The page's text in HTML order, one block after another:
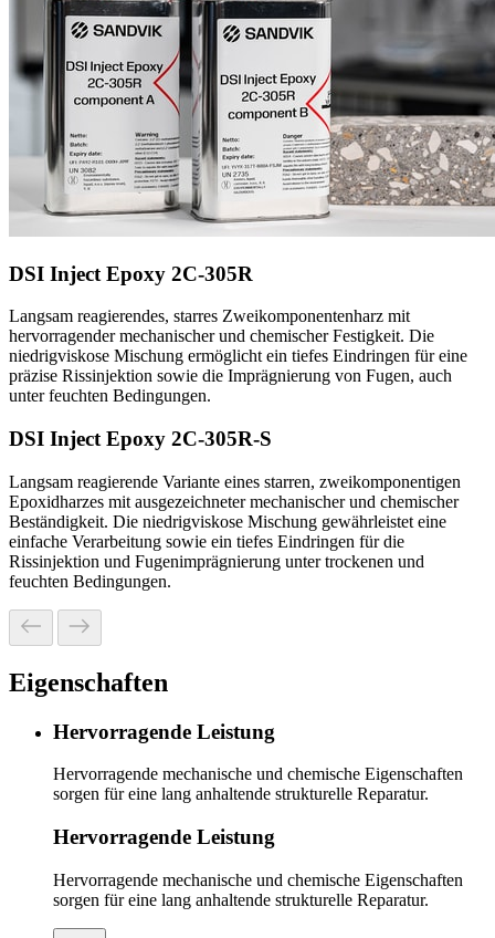
DSI Inject Epoxy 2C-305R
Langsam reagierendes, starres Zweikomponentenharz mit
hervorragender mechanischer und chemischer Festigkeit. Die
niedrigviskose Mischung ermöglicht ein tiefes Eindringen für eine
präzise Rissinjektion sowie die Imprägnierung von Fugen, auch
unter feuchten Bedingungen.
DSI Inject Epoxy 2C-305R-S
Langsam reagierende Variante eines starren, zweikomponentigen
Epoxidharzes mit ausgezeichneter mechanischer und chemischer
Beständigkeit. Die niedrigviskose Mischung gewährleistet eine
einfache Verarbeitung sowie ein tiefes Eindringen für die
Rissinjektion und Fugenimprägnierung unter trockenen und
feuchten Bedingungen.
Eigenschaften
Hervorragende Leistung
Hervorragende mechanische und chemische Eigenschaften
sorgen für eine lang anhaltende strukturelle Reparatur.
Hervorragende Leistung
Hervorragende mechanische und chemische Eigenschaften
sorgen für eine lang anhaltende strukturelle Reparatur.